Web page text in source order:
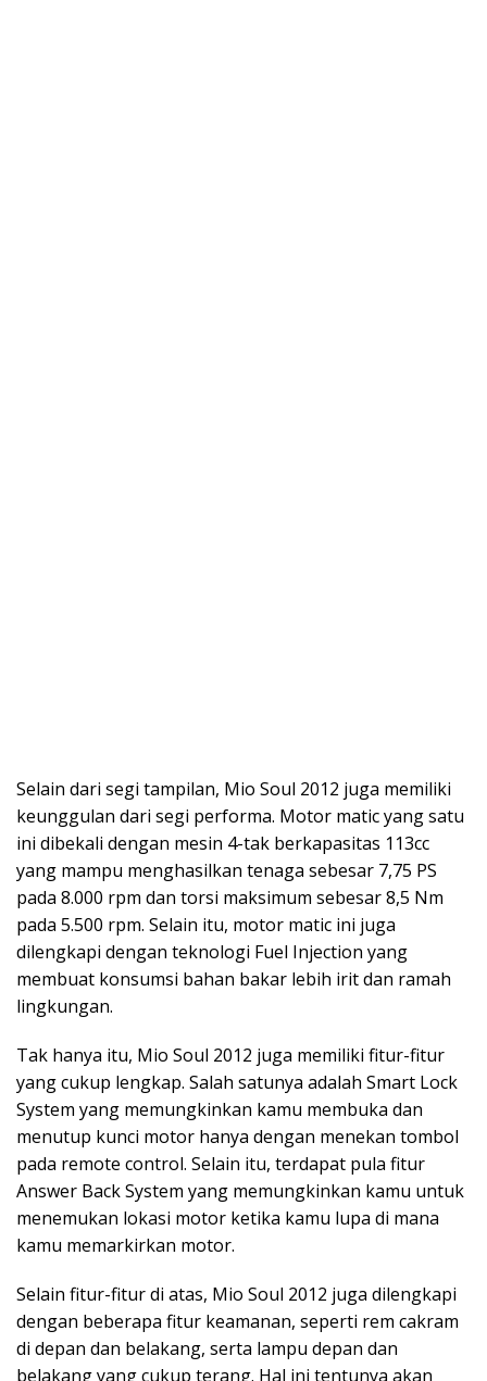
Selain dari segi tampilan, Mio Soul 2012 juga memiliki
keunggulan dari segi performa. Motor matic yang satu
ini dibekali dengan mesin 4-tak berkapasitas 113cc
yang mampu menghasilkan tenaga sebesar 7,75 PS
pada 8.000 rpm dan torsi maksimum sebesar 8,5 Nm
pada 5.500 rpm. Selain itu, motor matic ini juga
dilengkapi dengan teknologi Fuel Injection yang
membuat konsumsi bahan bakar lebih irit dan ramah
lingkungan.
Tak hanya itu, Mio Soul 2012 juga memiliki fitur-fitur
yang cukup lengkap. Salah satunya adalah Smart Lock
System yang memungkinkan kamu membuka dan
menutup kunci motor hanya dengan menekan tombol
pada remote control. Selain itu, terdapat pula fitur
Answer Back System yang memungkinkan kamu untuk
menemukan lokasi motor ketika kamu lupa di mana
kamu memarkirkan motor.
Selain fitur-fitur di atas, Mio Soul 2012 juga dilengkapi
dengan beberapa fitur keamanan, seperti rem cakram
di depan dan belakang, serta lampu depan dan
belakang yang cukup terang. Hal ini tentunya akan